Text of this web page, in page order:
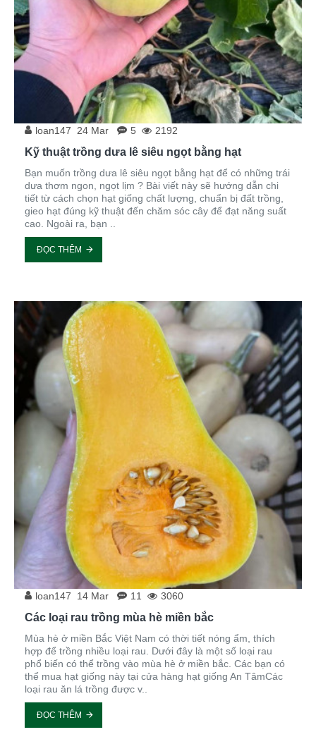
loan147 24 Mar 5 2192
Kỹ thuật trồng dưa lê siêu ngọt bằng hạt
Bạn muốn trồng dưa lê siêu ngọt bằng hạt để có những trái
dưa thơm ngon, ngọt lịm ? Bài viết này sẽ hướng dẫn chi
tiết từ cách chọn hạt giống chất lượng, chuẩn bị đất trồng,
gieo hạt đúng kỹ thuật đến chăm sóc cây để đạt năng suất
cao. Ngoài ra, bạn ..
ĐỌC THÊM
loan147 14 Mar 11 3060
Các loại rau trồng mùa hè miền bắc
Mùa hè ở miền Bắc Việt Nam có thời tiết nóng ẩm, thích
hợp để trồng nhiều loại rau. Dưới đây là một số loại rau
phổ biến có thể trồng vào mùa hè ở miền bắc. Các bạn có
thể mua hạt giống này tại cửa hàng hạt giống An TâmCác
loại rau ăn lá trồng được v..
ĐỌC THÊM